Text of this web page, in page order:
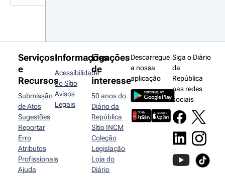
Serviços
e
Recursos
Submissão
de Atos
Sugestões
Reportar
Erro
Atributos
Profissionais
Ajuda
Informações
Acessibilidade
do Sítio
Avisos
Legais
Ligações
de
interesse
50 anos do
Diário da
República
Sítio INCM
Coleção
Legislação
Loja do
Diário
Descarregue
a nossa
aplicação
Siga o Diário
da
República
nas redes
sociais